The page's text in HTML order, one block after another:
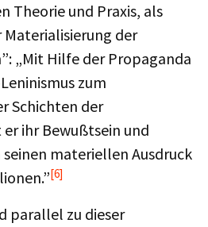
Theorie und Praxis, als
der
„Mit Hilfe der Propaganda
zum
Schichten der
ihr Bewußtsein und
materiellen Ausdruck
[6]
parallel zu dieser